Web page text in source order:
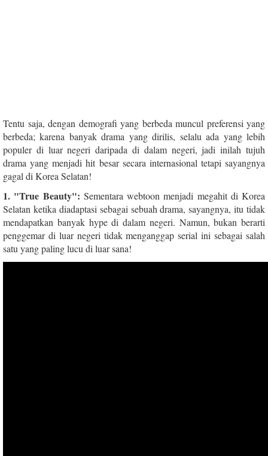
Tentu saja, dengan demografi yang berbeda muncul preferensi yang
berbeda; karena banyak drama yang dirilis, selalu ada yang lebih
populer di luar negeri daripada di dalam negeri, jadi inilah tujuh
drama yang menjadi hit besar secara internasional tetapi sayangnya
gagal di Korea Selatan!
1. "True Beauty": Sementara webtoon menjadi megahit di Korea
Selatan ketika diadaptasi sebagai sebuah drama, sayangnya, itu tidak
mendapatkan banyak hype di dalam negeri. Namun, bukan berarti
penggemar di luar negeri tidak menganggap serial ini sebagai salah
satu yang paling lucu di luar sana!